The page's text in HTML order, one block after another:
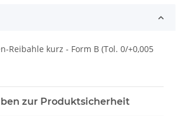
Reibahle kurz - Form B (Tol. 0/+0,005
zur Produktsicherheit